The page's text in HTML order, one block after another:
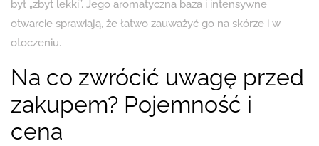
był „zbyt lekki”. Jego aromatyczna baza i intensywne
otwarcie sprawiają, że łatwo zauważyć go na skórze i w
otoczeniu.
Na co zwrócić uwagę przed
zakupem? Pojemność i
cena